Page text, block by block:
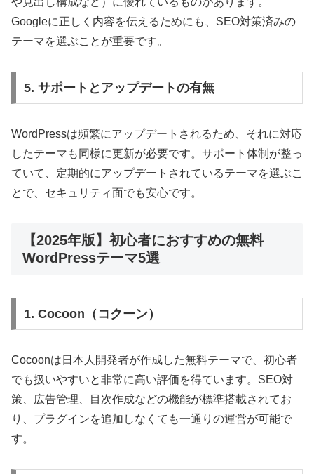
Googleに正しく内容を伝えるためにも、SEO対策済みの
テーマを選ぶことが重要です。
5. サポートとアップデートの有無
WordPressは頻繁にアップデートされるため、それに対応
したテーマも同様に更新が必要です。サポート体制が整っ
ていて、定期的にアップデートされているテーマを選ぶこ
とで、セキュリティ面でも安心です。
【2025年版】初心者におすすめの無料
WordPressテーマ5選
1. Cocoon（コクーン）
Cocoonは日本人開発者が作成した無料テーマで、初心者
でも扱いやすいと非常に高い評価を得ています。SEO対
策、広告管理、目次作成などの機能が標準搭載されてお
り、プラグインを追加しなくても一通りの運営が可能で
す。